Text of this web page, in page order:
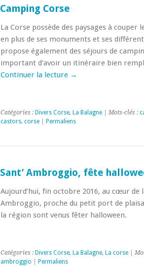
Camping Corse
La Corse possède des paysages à couper
en plus de ses monuments et ses
propose également des séjours de
important d’avoir un itinéraire bien
Continuer la lecture →
Catégories : Divers Corse, La Balagne| Mots-clés :
castors, corse| Permaliens
Sant’ Ambroggio, fête
Aujourd’hui, fin octobre 2016, au cœur de
Ambroggio, proche du petit port de
la région sont venus fêter halloween.
Catégories : Divers Corse, La Balagne, La corse|
ambroggio
Permaliens